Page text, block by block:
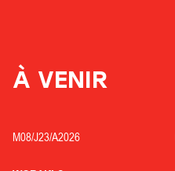
À VENIR
M08/J23/A2026